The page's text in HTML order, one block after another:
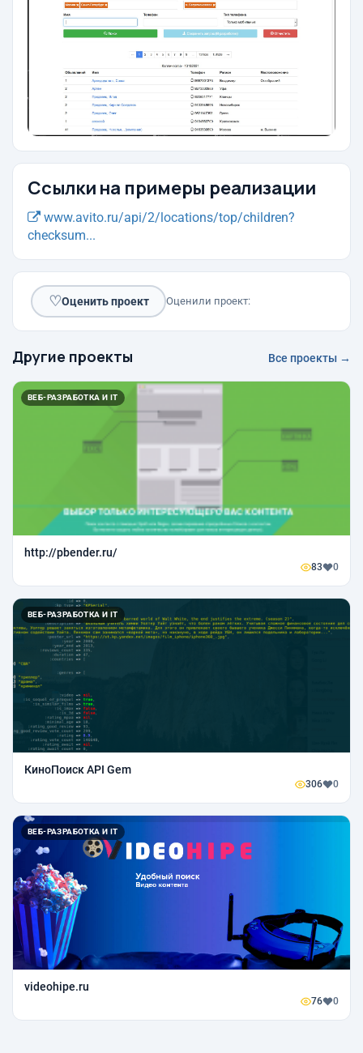
Ссылки на примеры реализации
www.avito.ru/api/2/locations/top/children?
checksum...
♡Оценить проект Оценили проект:
Другие проекты Все проекты →
ВЕБ-РАЗРАБОТКА И IT
http://pbender.ru/
83 0
ВЕБ-РАЗРАБОТКА И IT
КиноПоиск API Gem
306 0
ВЕБ-РАЗРАБОТКА И IT
videohipe.ru
76 0